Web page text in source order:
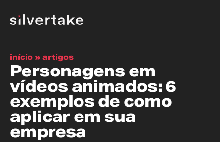
início » artigos
Personagens em
vídeos animados: 6
exemplos de como
aplicar em sua
empresa